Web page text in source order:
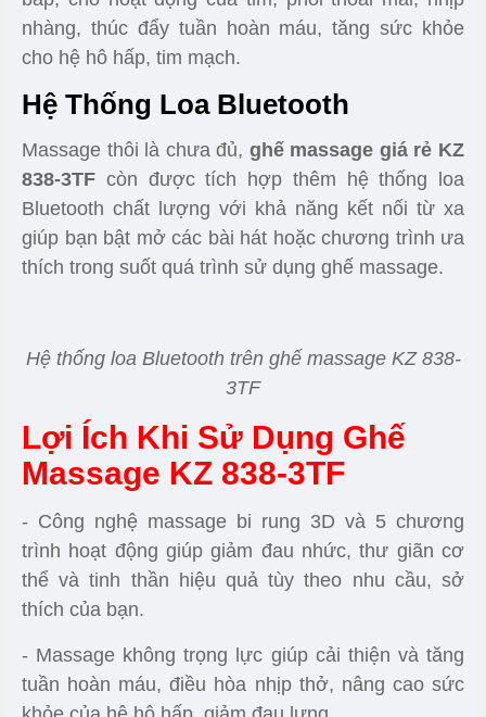
Chế Độ Không Trọng Lực
Chế độ Zero Gravity (Không trọng lực) giúp cơ thể
bạn người sử dụng sẽ được điều chỉnh về tư thế
nằm ngả người ra sau với đôi chân được nâng lên
cao hơn so với phần bụng và đùi, mô phỏng giống
như phi hành gia đang ở bên ngoài vũ trụ.
Chế độ Zero Gravity (không trọng lực)
kết hợp với kỹ thuật massage được thiết lập sẵn
giúp giảm trọng lực đáng kể lên cơ thể, thả lỏng cơ
nhàng, thúc đẩy tuần hoàn máu, tăng sức khỏe
cho hệ hô hấp, tim mạch.
Hệ Thống Loa Bluetooth
Massage thôi là chưa đủ,ghế massage giá rẻ KZ
838-3TFcòn được tích hợp thêm hệ thống loa
Bluetooth chất lượng với khả năng kết nối từ xa
giúp bạn bật mở các bài hát hoặc chương trình ưa
thích trong suốt quá trình sử dụng ghế massage.